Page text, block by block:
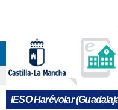
IESO Harévolar